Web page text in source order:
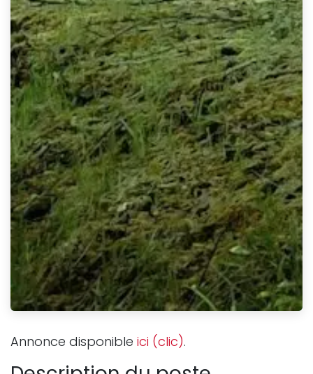
Annonce disponible ici (clic).